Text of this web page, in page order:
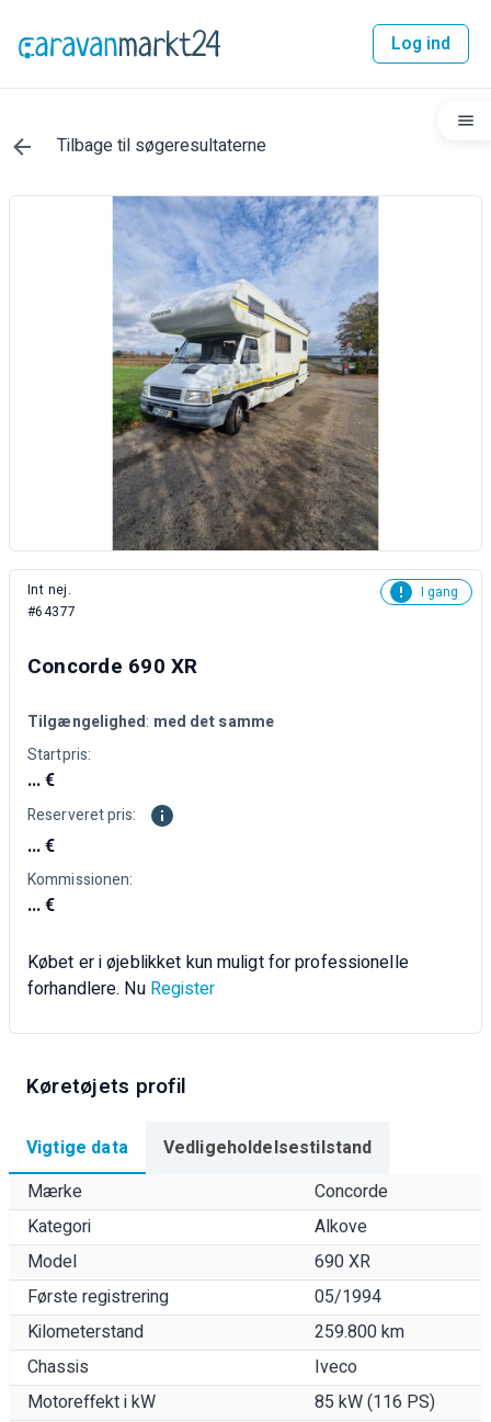
Log ind
Tilbage til søgeresultaterne
Int nej.
#64377
I gang
Concorde 690 XR
Tilgængelighed: med det samme
Startpris:
... €
Reserveret pris:
... €
Kommissionen:
... €
Købet er i øjeblikket kun muligt for professionelle
forhandlere. Nu Register
Køretøjets profil
Vigtige data
Vedligeholdelsestilstand
Mærke
Concorde
Kategori
Alkove
Model
690 XR
Første registrering
05/1994
Kilometerstand
259.800 km
Chassis
Iveco
Motoreffekt i kW
85 kW (116 PS)